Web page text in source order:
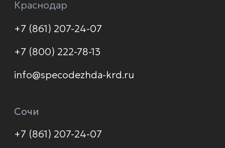
Услуги
Контакты